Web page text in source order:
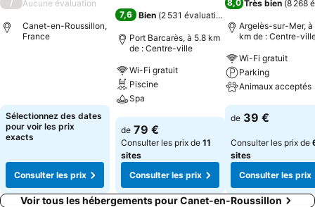
/ Aucune évaluation
Canet-en-Roussillon,
France
Sélectionnez des dates
pour voir les prix
exacts
Consulter les prix
7,6 Bien (2 531 évaluations
Port Barcarès, à 5.8 km
de : Centre-ville
Wi-Fi gratuit
Piscine
Spa
Consulter les prix
de 79 €
Consulter les prix de 11
sites
Consulter les prix
8,0 Très bien (8 268
Argelès-sur-Mer, à
km de : Centre-
Wi-Fi gratuit
Parking
Animaux acceptés
Consulter les
de 39 €
Consulter les prix de
sites
Consulter les prix
Voir tous les hébergements pour Canet-en-Roussillon